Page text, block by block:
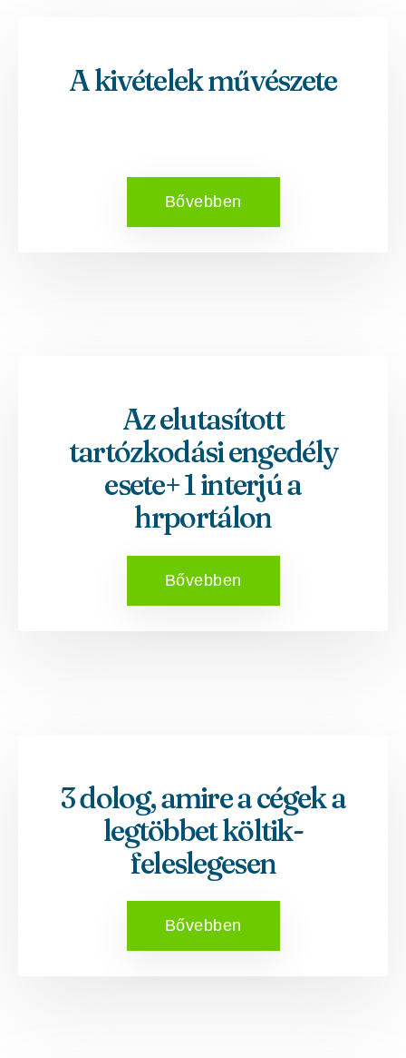
A kivételek művészete
Bővebben
Az elutasított
tartózkodási engedély
esete+ 1 interjú a
hrportálon
Bővebben
3 dolog, amire a cégek a
legtöbbet költik-
feleslegesen
Bővebben